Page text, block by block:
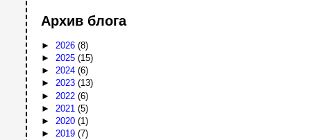
Архив блога
► 2026(8)
► 2025(15)
►2024(6)
►2023(13)
► 2022(6)
► 2021(5)
►2020(1)
►2019(7)